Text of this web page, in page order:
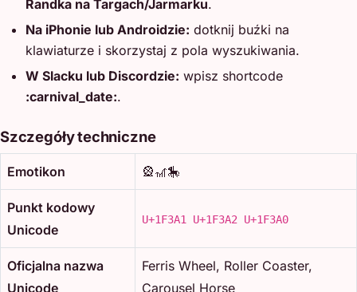
Randka na Targach/Jarmarku.
Na iPhonie lub Androidzie: dotknij buźki na
klawiaturze i skorzystaj z pola wyszukiwania.
W Slacku lub Discordzie: wpisz shortcode
:carnival_date:.
Szczegóły techniczne
Emotikon 🎡🎢🎠
Punkt kodowy
Unicode
U+1F3A1 U+1F3A2 U+1F3A0
Oficjalna nazwa
Unicode
Ferris Wheel, Roller Coaster,
Carousel Horse